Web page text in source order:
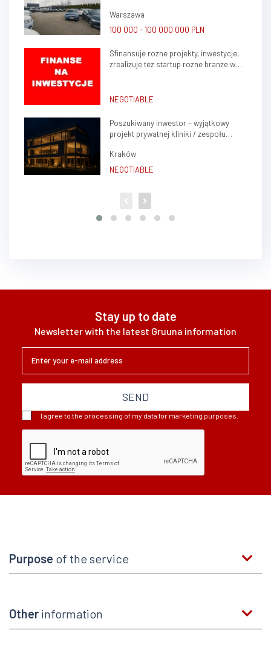
Warszawa
100 000 - 100 000 000 PLN
Sfinansuje rozne projekty, inwestycje,
zrealizuje tez startup rozne branze w
NEGOTIABLE
Poszukiwany inwestor – wyjątkowy
projekt prywatnej kliniki / zespołu
(Krowodrza)
Kraków
NEGOTIABLE
Stay up to date
Newsletter with the latest Gruuna information
SEND
I agree to the processing of my data for marketing purposes.
Purpose of the service
Other information